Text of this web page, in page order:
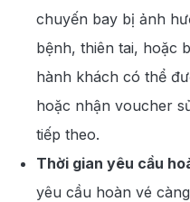
chuyến bay bị ảnh
bệnh, thiên tai, hoặc
hành khách có thể
hoặc nhận voucher
tiếp theo.
Thời gian yêu cầu
yêu cầu hoàn vé